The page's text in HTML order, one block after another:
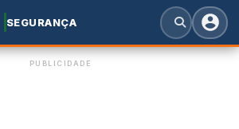
SEGURANÇA
PUBLICIDADE